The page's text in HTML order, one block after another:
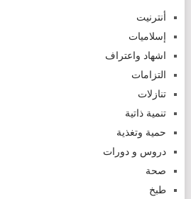
أنترنيت
إسلاميات
اشهاد واعتراف
التزامات
تنازلات
تنمية ذاتية
حمية وتغذية
دروس و دورات
صحة
طبخ